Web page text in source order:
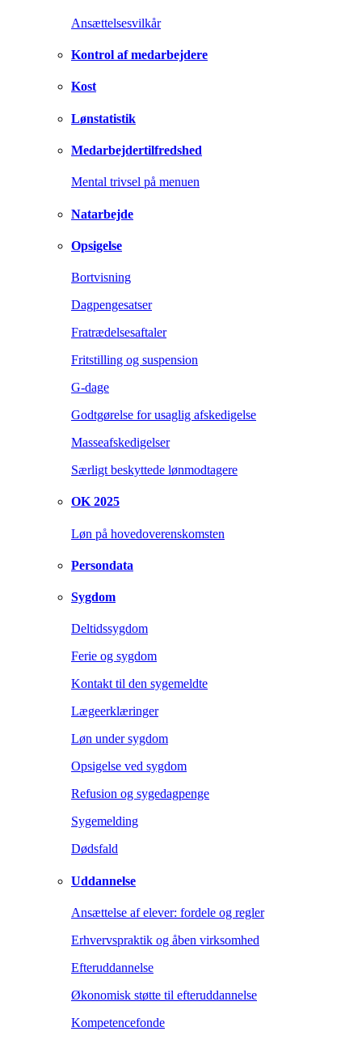
Ansættelsesvilkår
Kontrol af medarbejdere
Kost
Lønstatistik
Medarbejdertilfredshed
Mental trivsel på menuen
Natarbejde
Opsigelse
Bortvisning
Dagpengesatser
Fratrædelsesaftaler
Fritstilling og suspension
G-dage
Godtgørelse for usaglig afskedigelse
Masseafskedigelser
Særligt beskyttede lønmodtagere
OK 2025
Løn på hovedoverenskomsten
Persondata
Sygdom
Deltidssygdom
Ferie og sygdom
Kontakt til den sygemeldte
Lægeerklæringer
Løn under sygdom
Opsigelse ved sygdom
Refusion og sygedagpenge
Sygemelding
Dødsfald
Uddannelse
Ansættelse af elever: fordele og regler
Erhvervspraktik og åben virksomhed
Efteruddannelse
Økonomisk støtte til efteruddannelse
Kompetencefonde